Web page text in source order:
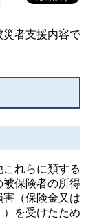
者支援内容で
れらに類する
被保険者の所得
（保険金又は
を受けたため